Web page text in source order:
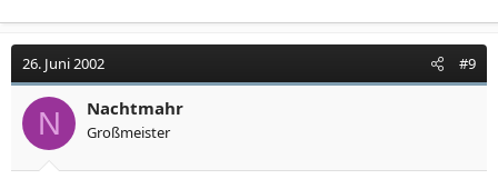
26. Juni 2002 #9
N Nachtmahr
Großmeister